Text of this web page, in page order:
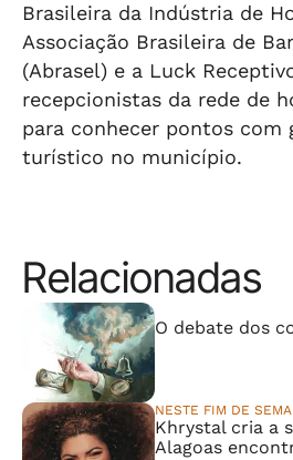
Brasileira da Indústria de
Associação Brasileira de
(Abrasel) e a Luck
recepcionistas da rede de
para conhecer pontos com
turístico no município.
Relacionadas
O debate dos
NESTE FIM DE
Khrystal cria a
Alagoas